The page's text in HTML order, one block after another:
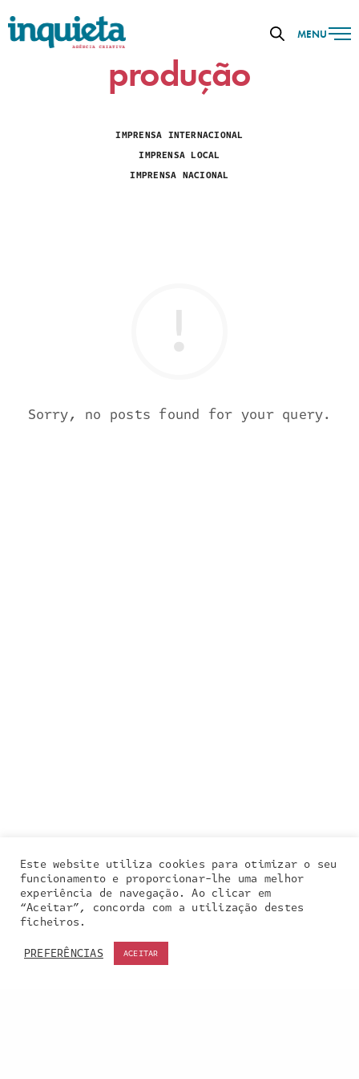
MENU
produção
IMPRENSA INTERNACIONAL
IMPRENSA LOCAL
IMPRENSA NACIONAL
Sorry, no posts found for your query.
Este website utiliza cookies para otimizar o seu
funcionamento e proporcionar-lhe uma melhor
experiência de navegação. Ao clicar em
“Aceitar”, concorda com a utilização destes
ficheiros.
PREFERÊNCIAS
ACEITAR
Our site uses cookies. Learn more about our use of
cookies:cookie policy
ACCEPT